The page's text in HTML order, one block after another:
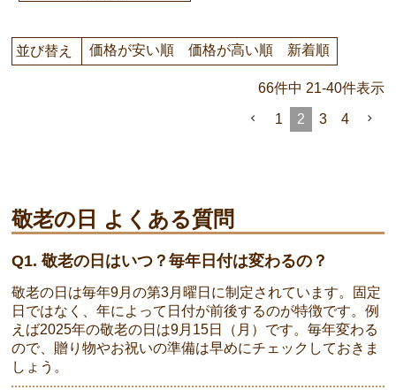
並び替え 価格が安い順 価格が高い順 新着順
66件中 21-40件表示
1 2 3 4
敬老の日 よくある質問
Q1. 敬老の日はいつ？毎年日付は変わるの？
敬老の日は毎年9月の第3月曜日に制定されています。固定
日ではなく、年によって日付が前後するのが特徴です。例
えば2025年の敬老の日は9月15日（月）です。毎年変わる
ので、贈り物やお祝いの準備は早めにチェックしておきま
しょう。